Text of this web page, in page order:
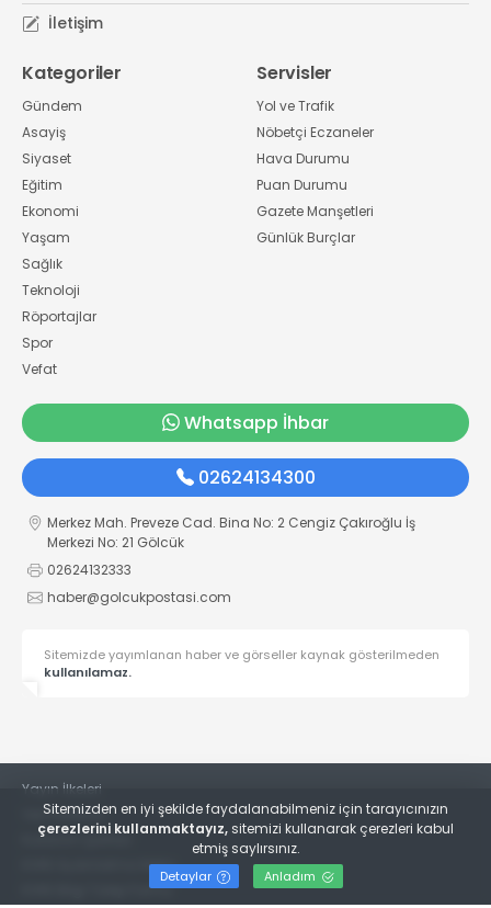
İletişim
Kategoriler
Gündem
Asayiş
Siyaset
Eğitim
Ekonomi
Yaşam
Sağlık
Teknoloji
Röportajlar
Spor
Vefat
Servisler
Yol ve Trafik
Nöbetçi Eczaneler
Hava Durumu
Puan Durumu
Gazete Manşetleri
Günlük Burçlar
Whatsapp İhbar
02624134300
Merkez Mah. Preveze Cad. Bina No: 2 Cengiz Çakıroğlu İş
Merkezi No: 21 Gölcük
02624132333
haber@golcukpostasi.com
Sitemizde yayımlanan haber ve görseller kaynak gösterilmeden
kullanılamaz.
Yayın İlkeleri
Veri Politikası
Kullanım Şartları
KVKK Aydınlatma Metni
KVKK Bilgi Talep Formu
Sitemizden en iyi şekilde faydalanabilmeniz için tarayıcınızın
çerezlerini kullanmaktayız, sitemizi kullanarak çerezleri kabul
etmiş saylırsınız.
Detaylar Anladım